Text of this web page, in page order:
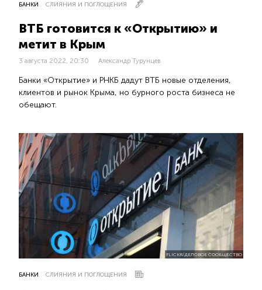
БАНКИ СЛИЯНИЯ И ПОГЛОЩЕНИЯ
ВТБ готовится к «Открытию» и
метит в Крым
3 августа 2022, 20:30 Александр Турунцев
Банки «Открытие» и РНКБ дадут ВТБ новые отделения,
клиентов и рынок Крыма, но бурного роста бизнеса не
обещают.
FLICKR/ДЕЛОВОЕ СООБЩЕСТВО
БАНКИ СЛИЯНИЯ И ПОГЛОЩЕНИЯ